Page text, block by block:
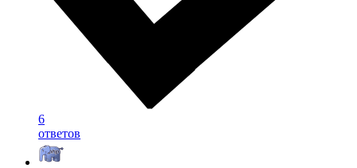
6
ответов